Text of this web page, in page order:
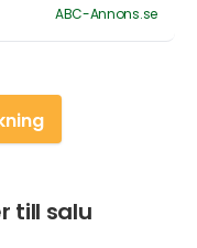
ABC-Annons.se
till salu